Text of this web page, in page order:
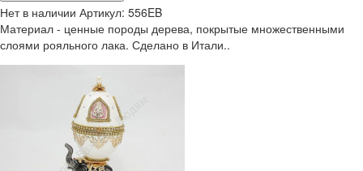
Нет в наличии Артикул: 556EB
Материал - ценные породы дерева, покрытые множественными
слоями рояльного лака. Сделано в Итали..